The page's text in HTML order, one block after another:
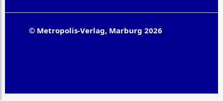
© Metropolis-Verlag, Marburg 2026